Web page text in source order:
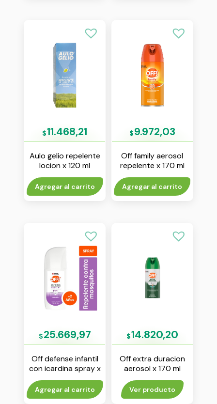
$11.468,21
Aulo gelio repelente
locion x 120 ml
Agregar al carrito
$9.972,03
Off family aerosol
repelente x 170 ml
Agregar al carrito
$25.669,97
Off defense infantil
con icardina spray x
100 ml
Agregar al carrito
$14.820,20
Off extra duracion
aerosol x 170 ml
Ver producto